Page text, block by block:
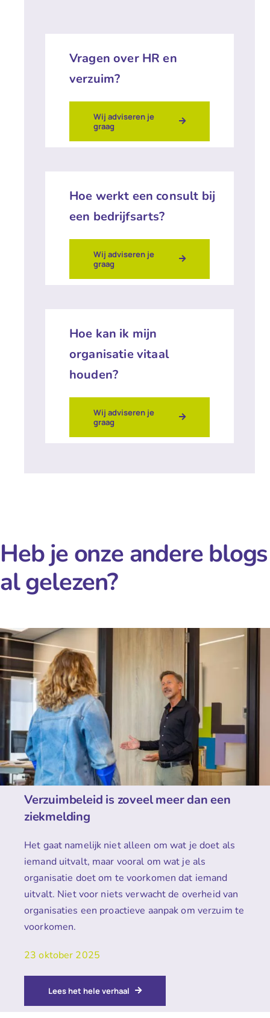
Vragen over HR en
verzuim?
Wij adviseren je
graag
Hoe werkt een consult bij
een bedrijfsarts?
Wij adviseren je
graag
Hoe kan ik mijn
organisatie vitaal
houden?
Wij adviseren je
graag
Heb je onze andere blogs
al gelezen?
Verzuimbeleid is zoveel meer dan een
ziekmelding
Het gaat namelijk niet alleen om wat je doet als
iemand uitvalt, maar vooral om wat je als
organisatie doet om te voorkomen dat iemand
uitvalt. Niet voor niets verwacht de overheid van
organisaties een proactieve aanpak om verzuim te
voorkomen.
23 oktober 2025
Lees het hele verhaal